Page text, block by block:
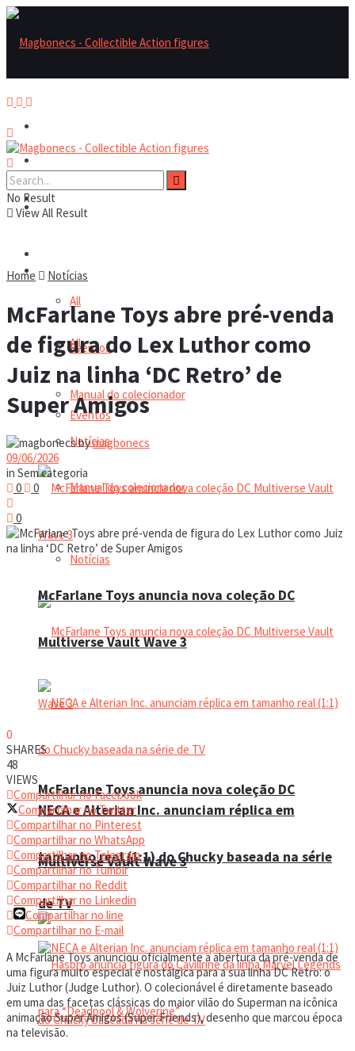
Reviews
Notícias
All
Eventos
Manual do colecionador
Notícias
McFarlane Toys anuncia nova coleção DC
Multiverse Vault Wave 3
Reviews
All
Eventos
Manual do colecionador
Notícias
McFarlane Toys anuncia nova coleção DC
Multiverse Vault Wave 3
NECA e Alterian Inc. anunciam réplica em
tamanho real (1:1) do Chucky baseada na série
de TV
No Result
View All Result
Home Notícias
McFarlane Toys abre pré-venda
de figura do Lex Luthor como
Juiz na linha ‘DC Retro’ de
Super Amigos
bymagbonecs
09/06/2026
in Sem categoria
0
0
0
0
SHARES
48
VIEWS
Compartilhar no Facebook
Compartilhar no Twitter
Compartilhar no Pinterest
Compartilhar no WhatsApp
Compartilhar no Telegram
Compartilhar no Tumblr
Compartilhar no Reddit
Compartilhar no Linkedin
Compartilhar no line
Compartilhar no E-mail
A McFarlane Toys anunciou oficialmente a abertura da pré-venda de
uma figura muito especial e nostálgica para a sua linha DC Retro: o
Juiz Luthor (Judge Luthor). O colecionável é diretamente baseado
em uma das facetas clássicas do maior vilão do Superman na icônica
animação Super Amigos (Super Friends), desenho que marcou época
na televisão.